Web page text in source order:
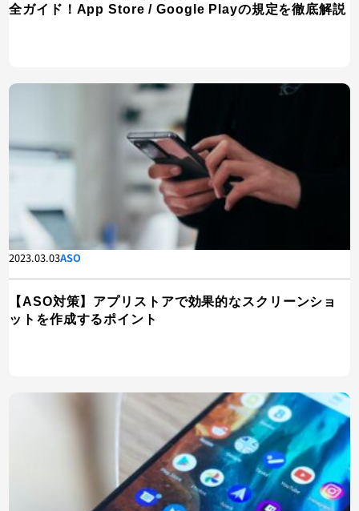
全ガイド！App Store / Google Playの規定を徹底解説
2023.03.03ASO
【ASO対策】アプリストアで効果的なスクリーンショ
ットを作成するポイント